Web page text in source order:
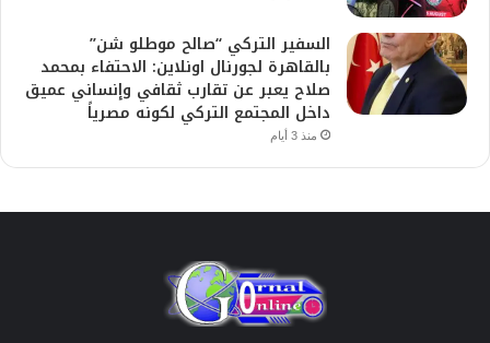
السفير التركي “صالح موطلو شن”
بالقاهرة لجورنال اونلاين: الاحتفاء بمحمد
صلاح يعبر عن تقارب ثقافي وإنساني عميق
داخل المجتمع التركي لكونه مصرياً
منذ 3 أيام